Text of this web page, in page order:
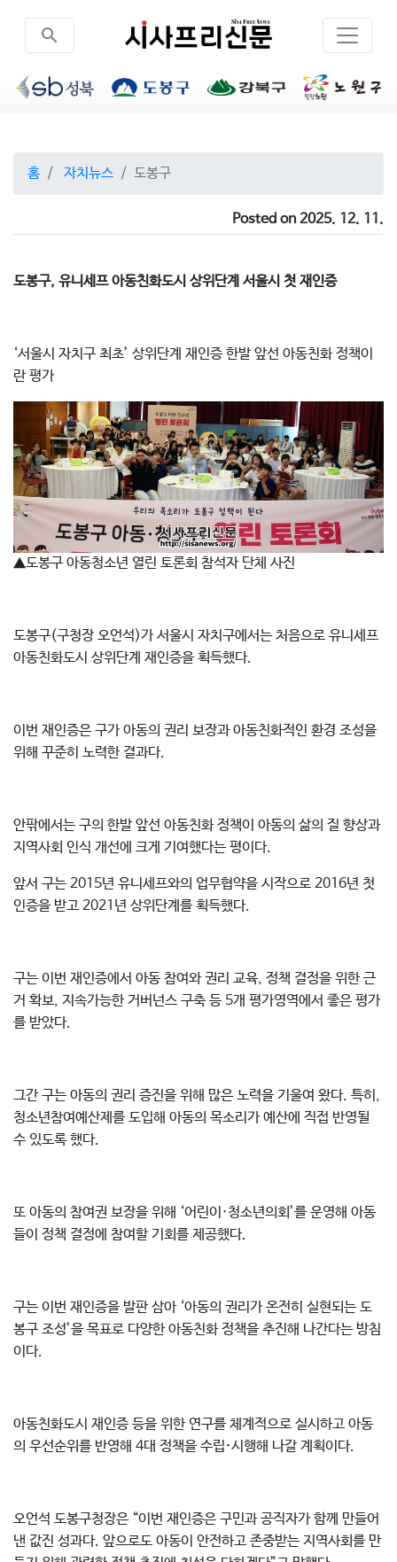
search
홈 자치뉴스 도봉구
Posted on 2025. 12. 11.
도봉구, 유니세프 아동친화도시 상위단계 서울시 첫 재인증
‘서울시 자치구 최초’ 상위단계 재인증 한발 앞선 아동친화 정책이
란 평가
▲도봉구 아동청소년 열린 토론회 참석자 단체 사진
도봉구(구청장 오언석)가 서울시 자치구에서는 처음으로 유니세프
아동친화도시 상위단계 재인증을 획득했다.
이번 재인증은 구가 아동의 권리 보장과 아동친화적인 환경 조성을
위해 꾸준히 노력한 결과다.
안팎에서는 구의 한발 앞선 아동친화 정책이 아동의 삶의 질 향상과
지역사회 인식 개선에 크게 기여했다는 평이다.
앞서 구는 2015년 유니세프와의 업무협약을 시작으로 2016년 첫
인증을 받고 2021년 상위단계를 획득했다.
구는 이번 재인증에서 아동 참여와 권리 교육, 정책 결정을 위한 근
거 확보, 지속가능한 거버넌스 구축 등 5개 평가영역에서 좋은 평가
를 받았다.
그간 구는 아동의 권리 증진을 위해 많은 노력을 기울여 왔다. 특히,
청소년참여예산제를 도입해 아동의 목소리가 예산에 직접 반영될
수 있도록 했다.
또 아동의 참여권 보장을 위해 ‘어린이·청소년의회’를 운영해 아동
들이 정책 결정에 참여할 기회를 제공했다.
구는 이번 재인증을 발판 삼아 ‘아동의 권리가 온전히 실현되는 도
봉구 조성’을 목표로 다양한 아동친화 정책을 추진해 나간다는 방침
이다.
아동친화도시 재인증 등을 위한 연구를 체계적으로 실시하고 아동
의 우선순위를 반영해 4대 정책을 수립·시행해 나갈 계획이다.
오언석 도봉구청장은 “이번 재인증은 구민과 공직자가 함께 만들어
낸 값진 성과다. 앞으로도 아동이 안전하고 존중받는 지역사회를 만